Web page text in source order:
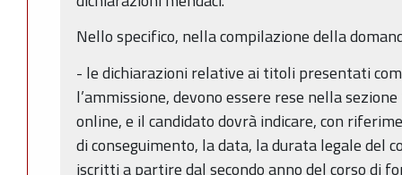
Nello specifico, nella compilazione della
- le dichiarazioni relative ai titoli presentati
l’ammissione, devono essere rese nella
online, e il candidato dovrà indicare, con
di conseguimento, la data, la durata legale del
iscritti a partire dal secondo anno del corso di